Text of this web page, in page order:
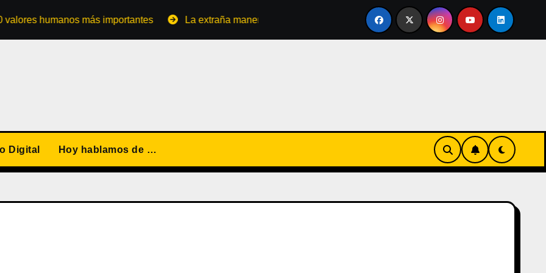
más importantes La extraña manera de convertirse en familia El primer tour de la India Chiquitina
Digital Hoy hablamos de …